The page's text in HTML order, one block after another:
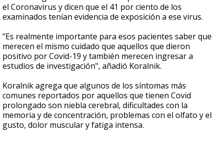
el Coronavirus y dicen que el 41 por ciento de los
examinados tenían evidencia de exposición a ese virus.
"Es realmente importante para esos pacientes saber que
merecen el mismo cuidado que aquellos que dieron
positivo por Covid-19 y también merecen ingresar a
estudios de investigación", añadió Koralnik.
Koralnikagrega que algunos de los síntomas más
comunes reportados por aquellos que tienen Covid
prolongado son niebla cerebral, dificultades con la
memoria y de concentración, problemas con el olfato y el
gusto, dolor muscular y fatiga intensa.